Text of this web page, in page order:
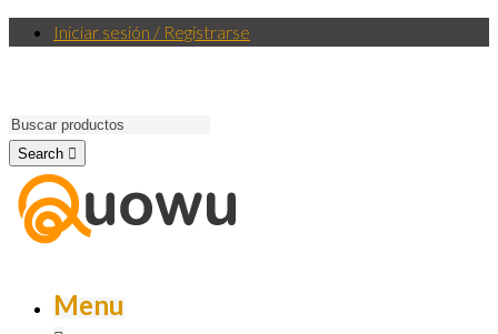
Iniciar sesión / Registrarse
Search
Menu